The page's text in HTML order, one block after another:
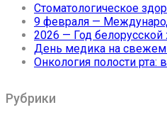
Стоматологическое
9 февраля —
2026 — Год
День медика на свежем
Онкология полости рта:
Рубрики